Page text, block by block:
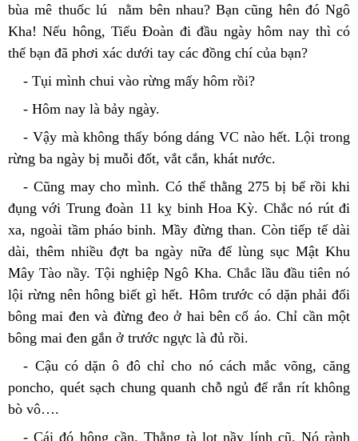
bùa mê thuốc lú  nằm bên nhau? Bạn cũng hên đó Ngô
Kha! Nếu hông, Tiểu Đoàn đi đầu ngày hôm nay thì có
thể bạn đã phơi xác dưới tay các đồng chí của bạn?
- Tụi mình chui vào rừng mấy hôm rồi?
- Hôm nay là bảy ngày.
- Vậy mà không thấy bóng dáng VC nào hết. Lội trong
rừng ba ngày bị muỗi đốt, vắt cắn, khát nước.
- Cũng may cho mình. Có thể thằng 275 bị bể rồi khi
đụng với Trung đoàn 11 kỵ binh Hoa Kỳ. Chắc nó rút đi
xa, ngoài tầm pháo binh. Mầy đừng than. Còn tiếp tế dài
dài, thêm nhiều đợt ba ngày nữa để lùng sục Mật Khu
Mây Tào nầy. Tội nghiệp Ngô Kha. Chắc lầu đầu tiên nó
lội rừng nên hông biết gì hết. Hôm trước có dặn phải đổi
bông mai đen và đừng đeo ở hai bên cổ áo. Chỉ cần một
bông mai đen gắn ở trước ngực là đủ rồi.
- Cậu có dặn ô đô chỉ cho nó cách mắc võng, căng
poncho, quét sạch chung quanh chỗ ngủ để rắn rít không
bò vô….
- Cái đó hông cần. Thằng tà lọt nầy lính cũ. Nó rành